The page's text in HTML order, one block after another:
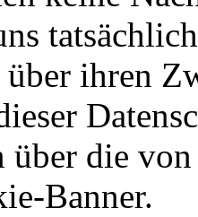
über ihren
die
Banner.